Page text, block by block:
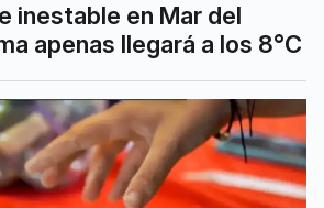
inestable en Mar del
apenas llegará a los 8°C